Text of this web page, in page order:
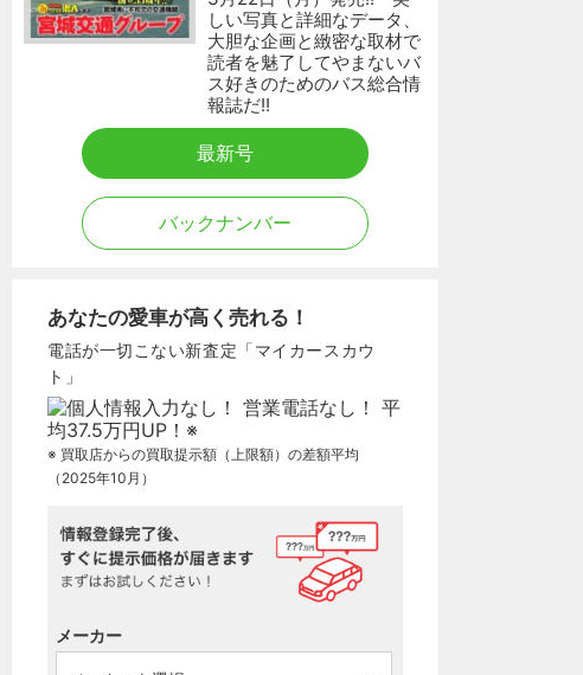
しい写真と詳細なデータ、
大胆な企画と緻密な取材で
読者を魅了してやまないバ
ス好きのためのバス総合情
報誌だ!!
最新号
バックナンバー
あなたの愛車が高く売れる！
電話が一切こない新査定「マイカースカウ
ト」
※ 買取店からの買取提示額（上限額）の差額平均
（2025年10月）
メーカー